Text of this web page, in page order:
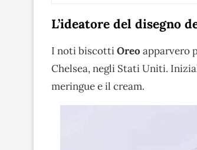
L’ideatore del disegno
I noti biscottiOreo apparvero
Chelsea, negli Stati Uniti.
meringue e il cream.